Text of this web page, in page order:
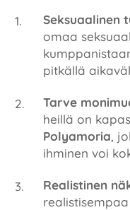
Seksuaalinen
omaa
pitkällä
Tarve
heillä on
Polyamoria,
ihminen voi
Realistinen